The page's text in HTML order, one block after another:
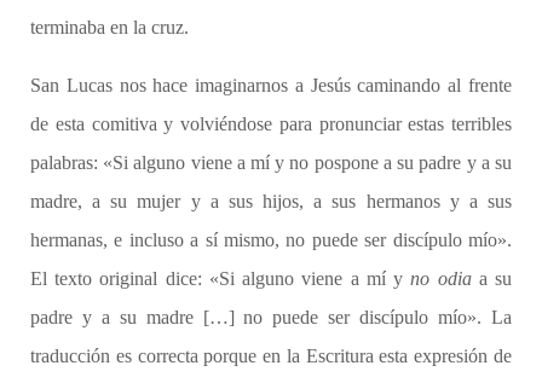
terminaba en la cruz.
San Lucas nos hace imaginarnos a Jesús caminando al frente
de esta comitiva y volviéndose para pronunciar estas terribles
palabras: «Si alguno viene a mí y no pospone a su padre y a su
madre, a su mujer y a sus hijos, a sus hermanos y a sus
hermanas, e incluso a sí mismo, no puede ser discípulo mío».
El texto original dice: «Si alguno viene a mí yno odiaa su
padre y a su madre […] no puede ser discípulo mío». La
traducción es correcta porque en la Escritura esta expresión de